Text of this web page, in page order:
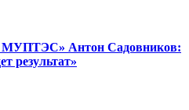
МУПТЭС» Антон Садовников:
результат»